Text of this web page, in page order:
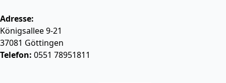
Adresse:
Königsallee 9-21
37081 Göttingen
Telefon: 0551 78951811